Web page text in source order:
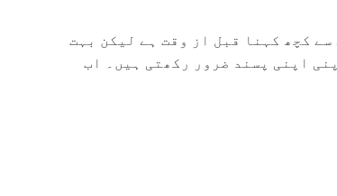
کچھ کہنا قبل از وقت ہے لیکن بہت
اپنی پسند ضرور رکھتی ہیں۔ اب